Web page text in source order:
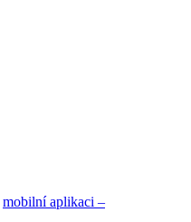
mobilní aplikaci –